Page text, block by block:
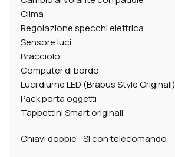
Clima
Regolazione specchi elettrica
Sensore luci
Bracciolo
Computer di bordo
Luci diurne LED (Brabus Style Originali)
Pack porta oggetti
Tappettini Smart originali
Chiavi doppie : SI con telecomando